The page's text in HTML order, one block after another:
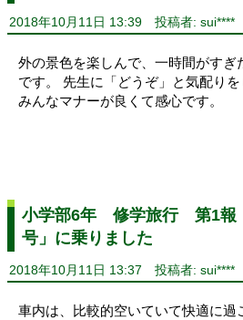
2018年10月11日 13:39 投稿者: sui****
外の景色を楽しんで、一時間がすぎ
です。 先生に「どうぞ」と気配りを
みんなマナーが良くて感心です。
小学部6年 修学旅行 第1報
号」に乗りました
2018年10月11日 13:37 投稿者: sui****
車内は、比較的空いていて快適に過